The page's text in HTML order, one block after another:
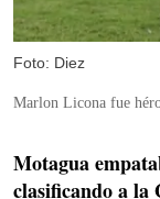
Foto: Diez
Marlon Licona fue
Motagua
clasificando a la